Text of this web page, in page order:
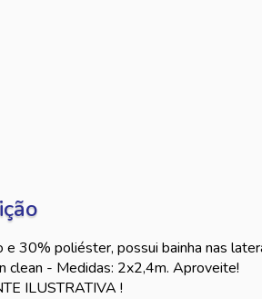
30% poliéster, possui bainha nas
clean - Medidas: 2x2,4m. Aproveite!
ILUSTRATIVA !